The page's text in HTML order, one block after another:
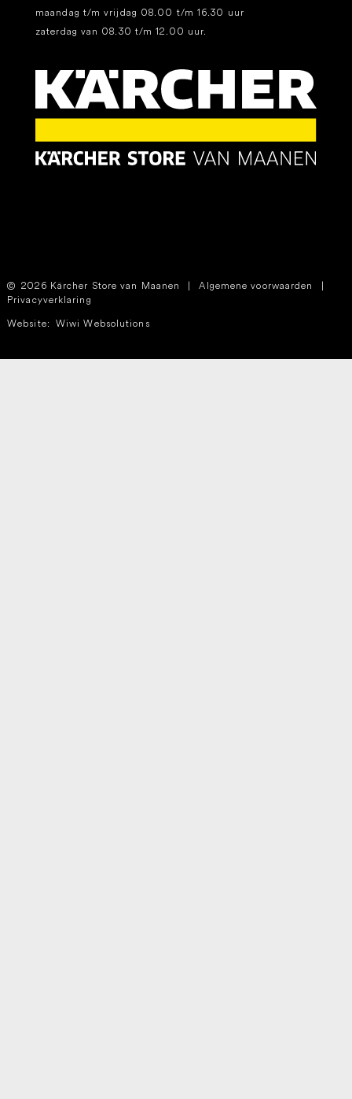
maandag t/m vrijdag 08.00 t/m 16.30 uur
zaterdag van 08.30 t/m 12.00 uur.
2026 Kärcher Store van Maanen | Algemene voorwaarden
|
Privacyverklaring
Website: Wiwi Websolutions